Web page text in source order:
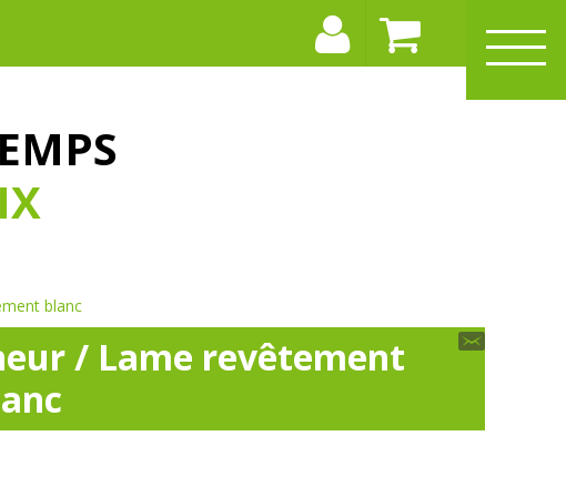
blanc
/ Lame revêtement